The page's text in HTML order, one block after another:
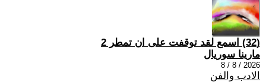
(32) اسمع لقد توقفت على ان تمطر 2
مارينا سوريال
2026 / 8 / 8
الادب والفن